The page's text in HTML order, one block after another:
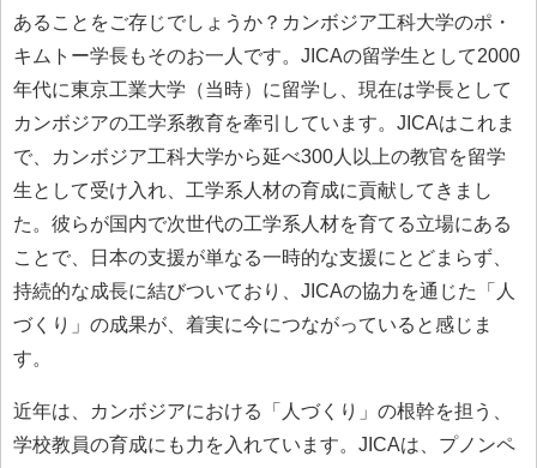
あることをご存じでしょうか？カンボジア工科大学のポ・
キムトー学長もそのお一人です。JICAの留学生として2000
年代に東京工業大学（当時）に留学し、現在は学長として
カンボジアの工学系教育を牽引しています。JICAはこれま
で、カンボジア工科大学から延べ300人以上の教官を留学
生として受け入れ、工学系人材の育成に貢献してきまし
た。彼らが国内で次世代の工学系人材を育てる立場にある
ことで、日本の支援が単なる一時的な支援にとどまらず、
持続的な成長に結びついており、JICAの協力を通じた「人
づくり」の成果が、着実に今につながっていると感じま
す。
近年は、カンボジアにおける「人づくり」の根幹を担う、
学校教員の育成にも力を入れています。JICAは、プノンペ